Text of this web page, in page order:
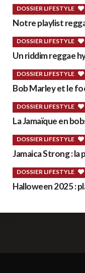
DOSSIER LIFESTYLE
Notre playlist
DOSSIER LIFESTYLE
Un riddim reggae
DOSSIER LIFESTYLE
Bob Marley et le
DOSSIER LIFESTYLE
La Jamaïque en
DOSSIER LIFESTYLE
Jamaica Strong : la
DOSSIER LIFESTYLE
Halloween 2025 :